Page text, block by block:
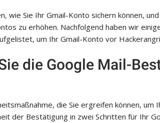
wie Sie Ihr Gmail-Konto sichern können,
zu erhöhen. Nachfolgend haben wir
um Ihr Gmail-Konto vor
die Google Mail-
die Sie ergreifen können, um
der Bestätigung in zwei Schritten für Ihr